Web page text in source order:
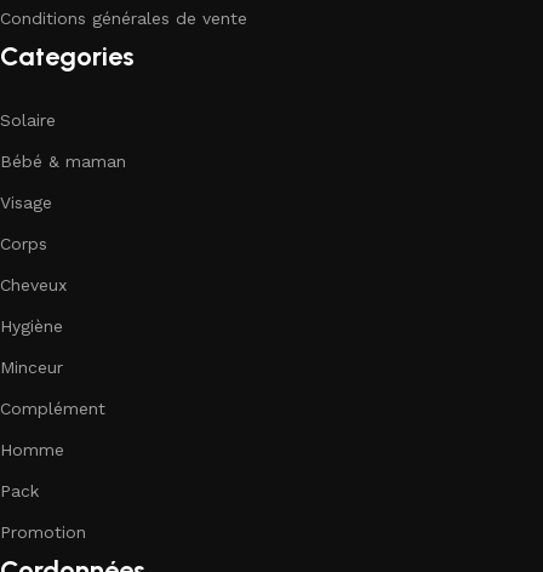
Conditions générales de vente
Categories
Solaire
Bébé & maman
Visage
Corps
Cheveux
Hygiène
Minceur
Complément
Homme
Pack
Promotion